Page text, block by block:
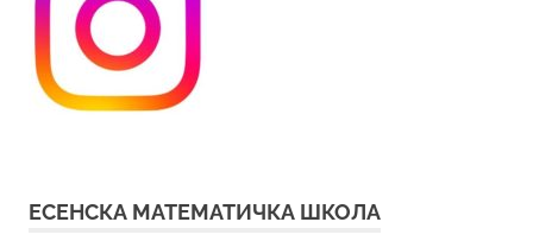
ЕСЕНСКА МАТЕМАТИЧКА ШКОЛА